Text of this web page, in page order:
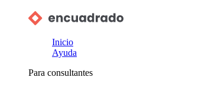
Inicio
Ayuda
Para consultantes